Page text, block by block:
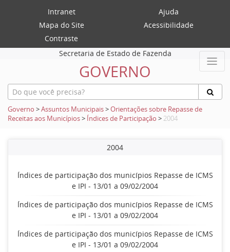
Intranet
Ajuda
Mapa do Site
Acessibilidade
Contraste
Secretaria de Estado de Fazenda
GOVERNO
Governo >Assuntos Municipais>Orientações sobre Repasse de
Receitas aos Municípios> Índices de Participação > 2004
2004
Índices de participação dos municípios Repasse de ICMS
e IPI - 13/01 a 09/02/2004
Índices de participação dos municípios Repasse de ICMS
e IPI - 13/01 a 09/02/2004
Índices de participação dos municípios Repasse de ICMS
e IPI - 13/01 a 09/02/2004